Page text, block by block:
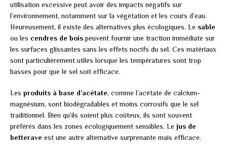
utilisation excessive peut avoir des impacts négatifs sur
l’environnement, notamment sur la végétation et les cours d’eau.
Heureusement, il existe des alternatives plus écologiques. Le sable
ou les cendres de boispeuvent fournir une traction immédiate sur
les surfaces glissantes sans les effets nocifs du sel. Ces matériaux
sont particulièrement utiles lorsque les températures sont trop
basses pour que le sel soit efficace.
Les produits à base d’acétate, comme l’acétate de calcium-
magnésium, sont biodégradables et moins corrosifs que le sel
traditionnel. Bien qu’ils soient plus coûteux, ils sont souvent
préférés dans les zones écologiquement sensibles. Le jus de
betterave est une autre alternative surprenante mais efficace.